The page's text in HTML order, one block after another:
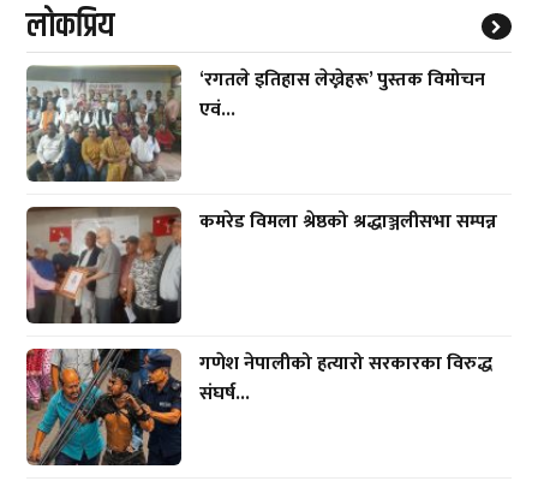
लाेकप्रिय
‘रगतले इतिहास लेख्नेहरू’ पुस्तक विमोचन
एवं...
कमरेड विमला श्रेष्ठको श्रद्धाञ्जलीसभा सम्पन्न
गणेश नेपालीको हत्यारो सरकारका विरुद्ध
संघर्ष...